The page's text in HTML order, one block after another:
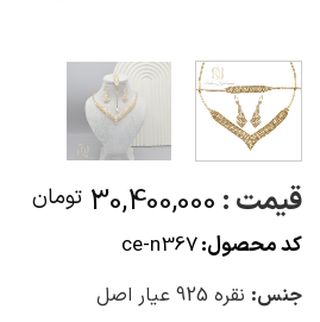
قیمت : 30,400,000 تومان
کد محصول:ce-n367
جنس: نقره 925 عیار اصل